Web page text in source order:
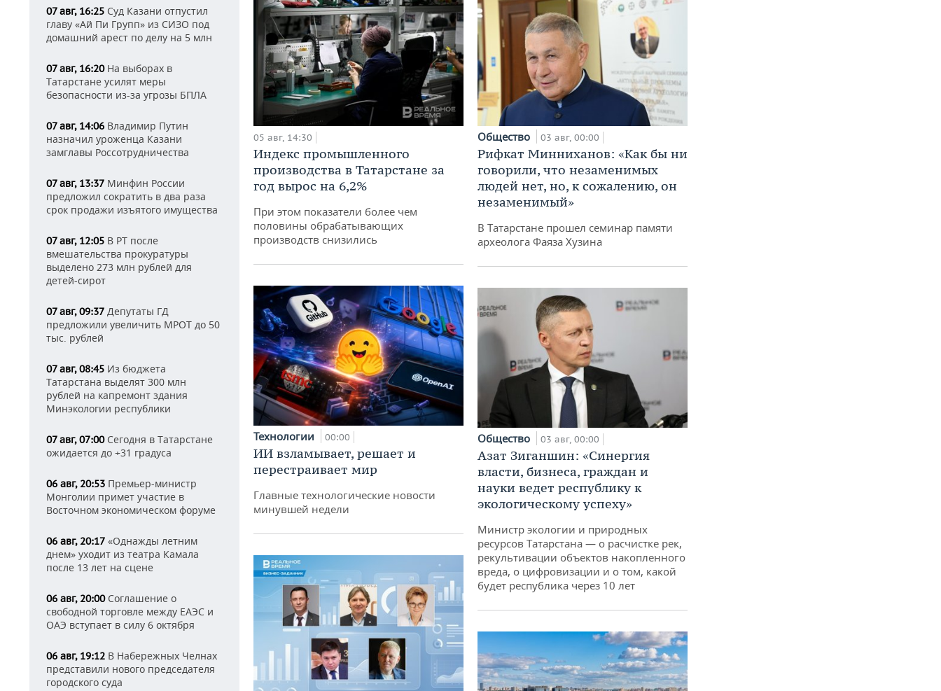
07 авг, 16:25 Суд Казани отпустил
главу «Ай Пи Групп» из СИЗО под
домашний арест по делу на 5 млн
07 авг, 16:20На выборах в
Татарстане усилят меры
безопасности из-за угрозы БПЛА
07 авг, 14:06 Владимир Путин
назначил уроженца Казани
замглавы Россотрудничества
07 авг, 13:37 Минфин России
предложил сократить в два раза
срок продажи изъятого имущества
07 авг, 12:05 В РТ после
вмешательства прокуратуры
выделено 273 млн рублей для
детей-сирот
07 авг, 09:37 Депутаты ГД
предложили увеличить МРОТ до 50
тыс. рублей
07 авг, 08:45 Из бюджета
Татарстана выделят 300 млн
рублей на капремонт здания
Минэкологии республики
07 авг, 07:00Сегодня в Татарстане
ожидается до +31 градуса
06 авг, 20:53 Премьер-министр
Монголии примет участие в
Восточном экономическом форуме
06 авг, 20:17 «Однажды летним
днем» уходит из театра Камала
после 13 лет на сцене
06 авг, 20:00Соглашение о
свободной торговле между ЕАЭС и
ОАЭ вступает в силу 6 октября
06 авг, 19:12 В Набережных Челнах
представили нового председателя
городского суда
05 авг, 14:30
Индекс промышленного
производства в Татарстане за
год вырос на 6,2%
При этом показатели более чем
половины обрабатывающих
производств снизились
Технологии 00:00
ИИ взламывает, решает и
перестраивает мир
Главные технологические новости
минувшей недели
Общество 03 авг, 00:00
Рифкат Минниханов: «Как бы ни
говорили, что незаменимых
людей нет, но, к сожалению, он
незаменимый»
В Татарстане прошел семинар памяти
археолога Фаяза Хузина
Общество 03 авг, 00:00
Азат Зиганшин: «Синергия
власти, бизнеса, граждан и
науки ведет республику к
экологическому успеху»
Министр экологии и природных
ресурсов Татарстана — о расчистке рек,
рекультивации объектов накопленного
вреда, о цифровизации и о том, какой
будет республика через 10 лет